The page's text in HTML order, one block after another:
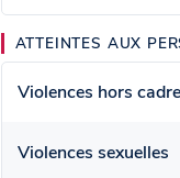
ATTEINTES AUX
Violences hors
Violences sexuelles